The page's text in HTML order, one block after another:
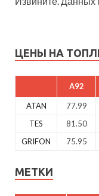
ЦЕНЫ НА
A92
ATAN 77.99
TES
81.50
GRIFON
75.95
МЕТКИ